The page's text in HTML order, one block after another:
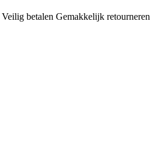
Veilig betalen Gemakkelijk retourneren